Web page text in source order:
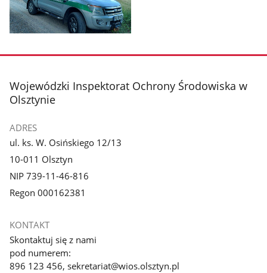
zdjęcie
galerii.
stopka
Wojewódzki Inspektorat Ochrony Środowiska w
Olsztynie
ADRES
ul. ks. W. Osińskiego 12/13
10-011 Olsztyn
NIP 739-11-46-816
Regon 000162381
KONTAKT
Skontaktuj się z nami
pod numerem:
896 123 456, sekretariat@wios.olsztyn.pl